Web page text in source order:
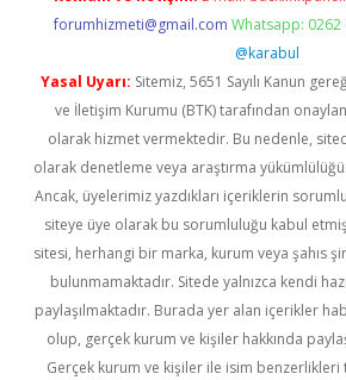
forumhizmeti@gmail.com Whatsapp: 0262
@karabul
Yasal Uyarı: Sitemiz, 5651 Sayılı Kanun
ve İletişim Kurumu (BTK) tarafından
olarak hizmet vermektedir. Bu nedenle,
olarak denetleme veya araştırma
Ancak, üyelerimiz yazdıkları içeriklerin
siteye üye olarak bu sorumluluğu kabul
sitesi, herhangi bir marka, kurum veya şahıs
bulunmamaktadır. Sitede yalnızca kendi
paylaşılmaktadır. Burada yer alan içerikler
olup, gerçek kurum ve kişiler hakkında
Gerçek kurum ve kişiler ile isim